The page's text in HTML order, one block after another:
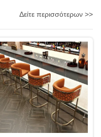
Δείτε περισσότερων >>